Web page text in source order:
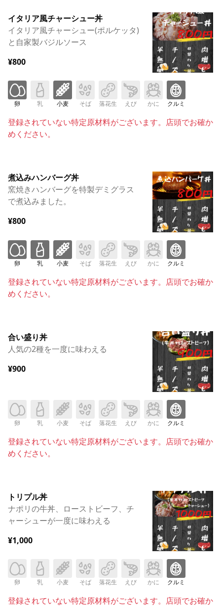
イタリア風チャーシュー丼
イタリア風チャーシュー(ポルケッタ)
と自家製バジルソース
¥800
卵 乳 小麦 そば 落花生 えび かに クルミ
登録されていない特定原材料がございます。店頭でお確か
めください。
煮込みハンバーグ丼
窯焼きハンバーグを特製デミグラス
で煮込みました。
¥800
卵 乳 小麦 そば 落花生 えび かに クルミ
登録されていない特定原材料がございます。店頭でお確か
めください。
合い盛り丼
人気の2種を一度に味わえる
¥900
卵 乳 小麦 そば 落花生 えび かに クルミ
登録されていない特定原材料がございます。店頭でお確か
めください。
トリプル丼
ナポリの牛丼、ローストビーフ、チ
ャーシューが一度に味わえる
¥1,000
卵 乳 小麦 そば 落花生 えび かに クルミ
登録されていない特定原材料がございます。店頭でお確か